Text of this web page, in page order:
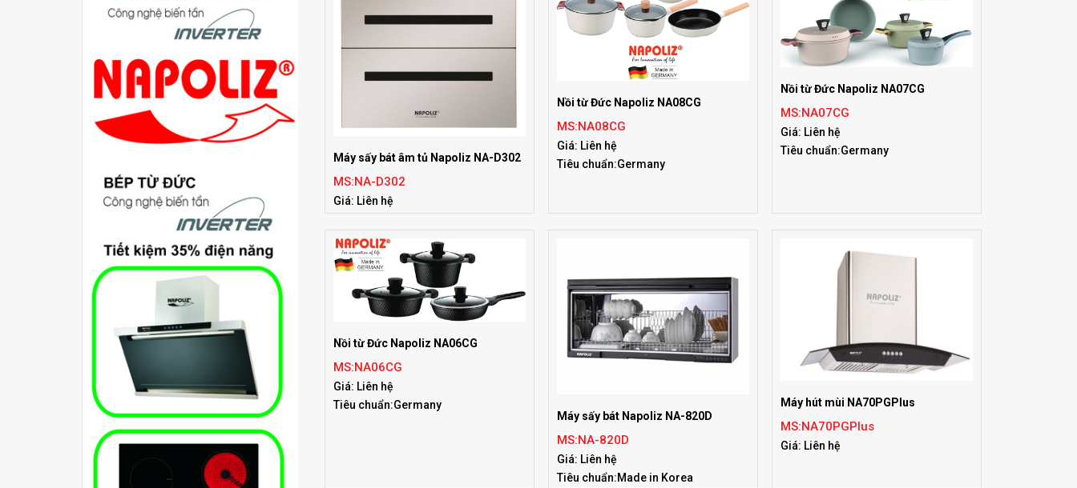
Máy sấy bát âm tủ Napoliz NA-D302
MS:NA-D302
Giá: Liên hệ
Nồi từ Đức Napoliz NA08CG
MS:NA08CG
Giá: Liên hệ
Tiêu chuẩn:Germany
Nồi từ Đức Napoliz NA07CG
MS:NA07CG
Giá: Liên hệ
Tiêu chuẩn:Germany
Nồi từ Đức Napoliz NA06CG
MS:NA06CG
Giá: Liên hệ
Tiêu chuẩn:Germany
Máy sấy bát Napoliz NA-820D
MS:NA-820D
Giá: Liên hệ
Tiêu chuẩn:Made in Korea
Máy hút mùi NA70PGPlus
MS:NA70PGPlus
Giá: Liên hệ